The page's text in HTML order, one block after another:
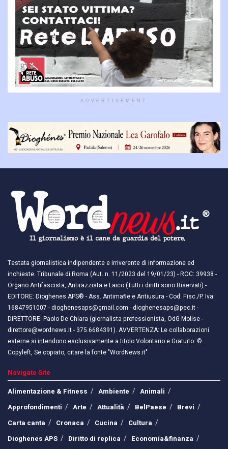
ADVERTISEMENT
Testata giornalistica indipendente e irriverente di informazione ed
inchieste. Tribunale di Roma (Aut. n. 11/2023 del 19/01/23) - ROC: 39938 -
Organo Antifascista, Antirazzista e Laico (Tutti i diritti sono Riservati) -
EDITORE: Dioghenes APS® - Ass. Antimafie e Antiusura - Cod. Fisc./P. Iva:
16847951007 - dioghenesaps@gmail.com - dioghenesaps@pec.it - ​​
DIRETTORE: Paolo De Chiara (giornalista professionista, OdG Molise -
direttore@wordnews.it - ​​375.6684391). AVVERTENZA: Le collaborazioni
esterne si intendono esclusivamente a titolo Volontario e Gratuito. ©
Copyleft, Se copiato, citare la fonte "WordNews.it"
Navigate Site
Alimentazione & Fitness
Ambiente
Animali
Approfondimenti
Arte Attualità BelPaese
Brevi
Carta canta
Cronaca Cucina
Cultura
Dioghenes APS
Diritto di replica
Economia&finanza